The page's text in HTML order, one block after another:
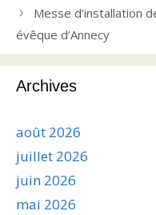
Messe d’installation
évêque d’Annecy
Archives
août 2026
juillet 2026
juin 2026
mai 2026